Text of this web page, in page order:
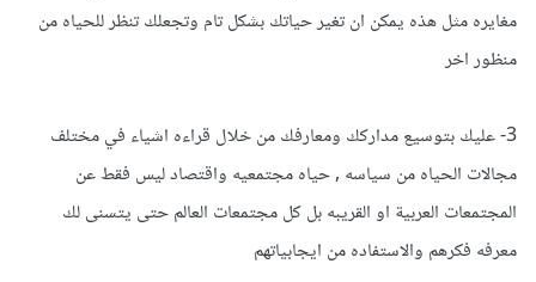
مغايره مثل هذه يمكن ان تغير حياتك بشكل تام وتجعلك تنظر للحياه من
منظور اخر
3- عليك بتوسيع مداركك ومعارفك من خلال قراءه اشياء في مختلف
مجالات الحياه من سياسه , حياه مجتمعيه واقتصاد ليس فقط عن
المجتمعات العربية او القريبه بل كل مجتمعات العالم حتى يتسنى لك
معرفه فكرهم والاستفاده من ايجابياتهم